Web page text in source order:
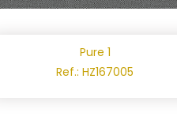
Pure 1
Ref.: HZ167005